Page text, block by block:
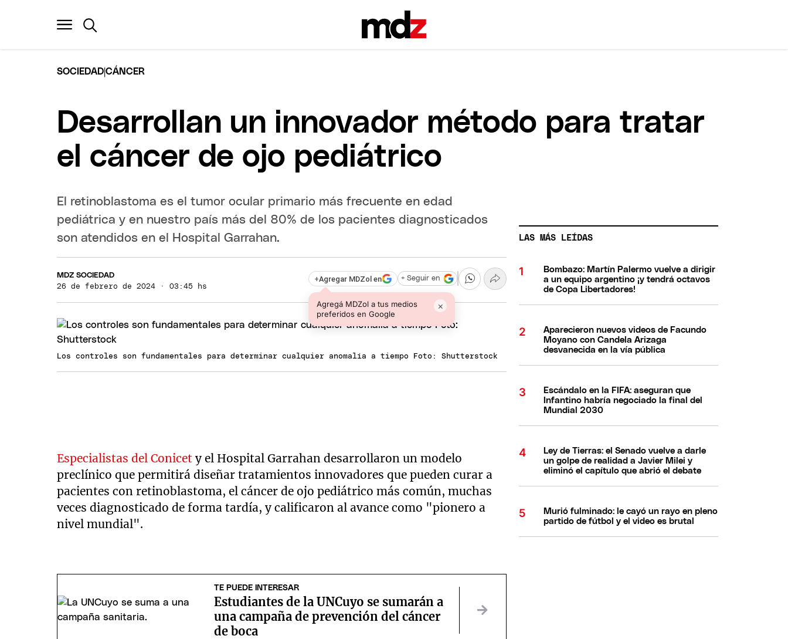
SOCIEDAD|CÁNCER
Desarrollan un innovador método para tratar
el cáncer de ojo pediátrico
El retinoblastoma es el tumor ocular primario más frecuente en edad
pediátrica y en nuestro país más del 80% de los pacientes diagnosticados
son atendidos en el Hospital Garrahan.
MDZ SOCIEDAD
26 de febrero de 2024 · 03:45 hs
+Agregar MDZol en
Agregá MDZol a tus medios
preferidos en Google
×
+ Seguir en
Los controles son fundamentales para determinar cualquier anomalía a tiempo Foto: Shutterstock
Especialistas del Conicety el Hospital Garrahan desarrollaron un modelo
preclínico que permitirá diseñar tratamientos innovadores que pueden curar a
pacientes con retinoblastoma, el cáncer de ojo pediátrico más común, muchas
veces diagnosticado de forma tardía, y calificaron al avance como "pionero a
nivel mundial".
TE PUEDE INTERESAR
Estudiantes de la UNCuyo se sumarán a
una campaña de prevención del cáncer
de boca
LAS MÁS LEÍDAS
Bombazo: Martín Palermo vuelve a dirigir
a un equipo argentino ¡y tendrá octavos
de Copa Libertadores!
Aparecieron nuevos videos de Facundo
Moyano con Candela Arizaga
desvanecida en la vía pública
Escándalo en la FIFA: aseguran que
Infantino habría negociado la final del
Mundial 2030
Ley de Tierras: el Senado vuelve a darle
un golpe de realidad a Javier Milei y
eliminó el capítulo que abrió el debate
Murió fulminado: le cayó un rayo en pleno
partido de fútbol y el video es brutal